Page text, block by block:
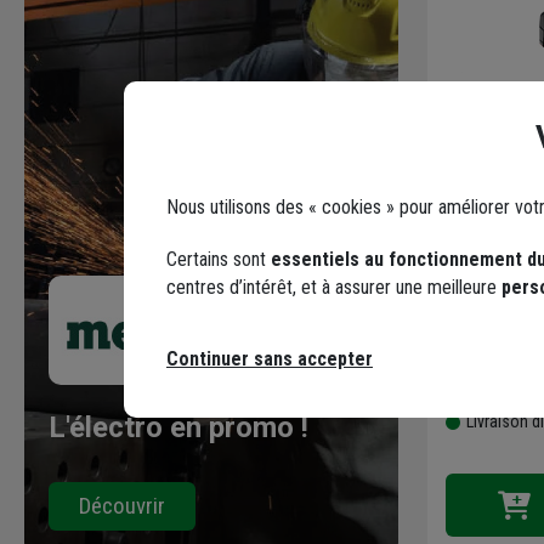
L'électro en promo !
Découvrir
BL - en
302,08 €
Livraison
Nous utilisons des « cookies » pour améliorer
Certains sont essentiels au fonctionnement
centres d’intérêt, et à assurer une meilleure
Continuer sans accepter